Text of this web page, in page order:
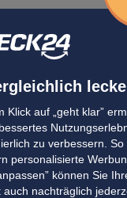
Klick auf „geht klar”
zu verbessern.
personalisierte
können Sie
auch nachträglich